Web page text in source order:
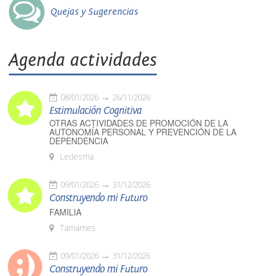
Quejas y Sugerencias
Agenda actividades
08/01/2026 26/11/2026
Estimulación Cognitiva
OTRAS ACTIVIDADES DE PROMOCIÓN DE LA
AUTONOMÍA PERSONAL Y PREVENCIÓN DE LA
DEPENDENCIA
Ledesma
09/01/2026 31/12/2026
Construyendo mi Futuro
FAMILIA
Tamames
09/01/2026 31/12/2026
Construyendo mi Futuro